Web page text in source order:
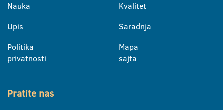
Nauka
Upis
Politika
privatnosti
Kvalitet
Saradnja
Mapa
sajta
Pratite nas